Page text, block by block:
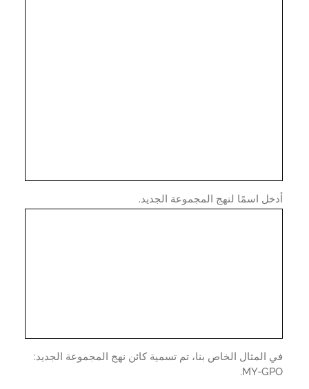
اسمًا لنهج المجموعة الجديد.
المثال الخاص بنا، تم تسمية كائن نهج المجموعة الجديد:
MY-